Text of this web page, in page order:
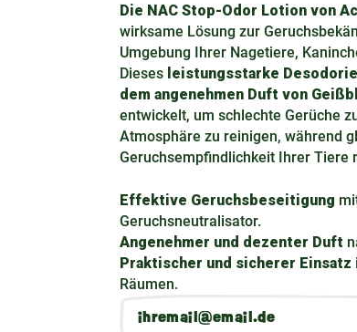
Die NAC Stop-Odor Lotion von
wirksame Lösung zur
Umgebung Ihrer Nagetiere,
Dieses leistungsstarke
dem angenehmen Duft von
entwickelt, um schlechte Gerüche
Atmosphäre zu reinigen, während
Geruchsempfindlichkeit Ihrer Tiere
Effektive Geruchsbeseitigung
Geruchsneutralisator.
Angenehmer und dezenter Duft
Praktischer und sicherer Einsatz
Räumen.